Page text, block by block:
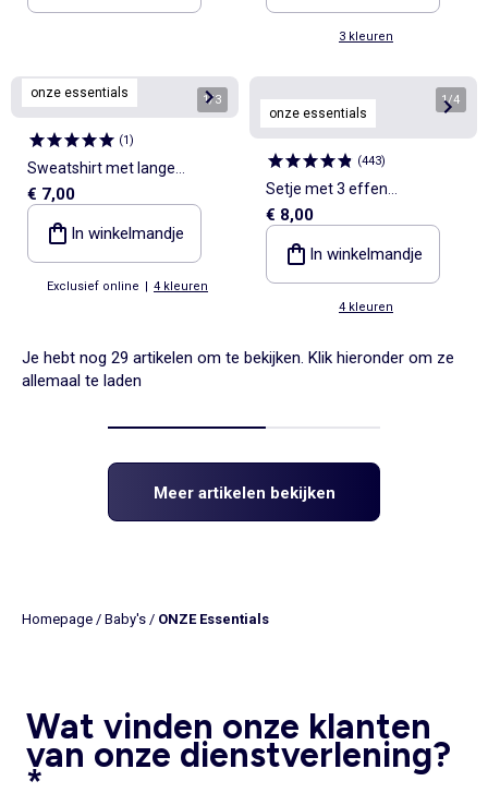
3 kleuren
onze essentials 1/3
(1)
Sweatshirt met lange
mouwen van molton
€ 7,00
In winkelmandje
Exclusief online | 4 kleuren
onze essentials
1/4
(443)
Setje met 3 effen
meegroeirompertjes met
schouderbandjes
€ 8,00
In winkelmandje
4 kleuren
Je hebt nog 29 artikelen om te bekijken. Klik hieronder om ze
allemaal te laden
Meer artikelen bekijken
Homepage / Baby's / ONZE Essentials
Wat vinden onze klanten
van onze dienstverlening?
*